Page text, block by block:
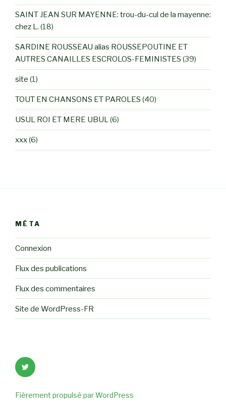
SAINT JEAN SUR MAYENNE: trou-du-cul de la mayenne:
chez L. (18)
SARDINE ROUSSEAU alias ROUSSEPOUTINE ET
AUTRES CANAILLES ESCROLOS-FEMINISTES (39)
site (1)
TOUT EN CHANSONS ET PAROLES (40)
USUL ROI ET MERE UBUL(6)
xxx(6)
MÉTA
Connexion
Flux des publications
Flux des commentaires
Site de WordPress-FR
Élément
de
Fièrement propulsé par WordPress